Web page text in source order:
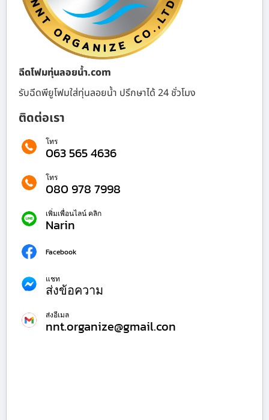
ฉีดโฟมทุ่นลอยน้ำ.com
รับฉีดพียูโฟมใส่ทุ่นลอยน้ำ ปรึกษาได้ 24 ชั่วโมง
ติดต่อเรา
โทร
063 565 4636
โทร
080 978 7998
เพิ่มเพื่อนไลน์ คลิก
Narin
Facebook
แชท
ส่งข้อความ
ส่งอีเมล
nnt.organize@gmail.con